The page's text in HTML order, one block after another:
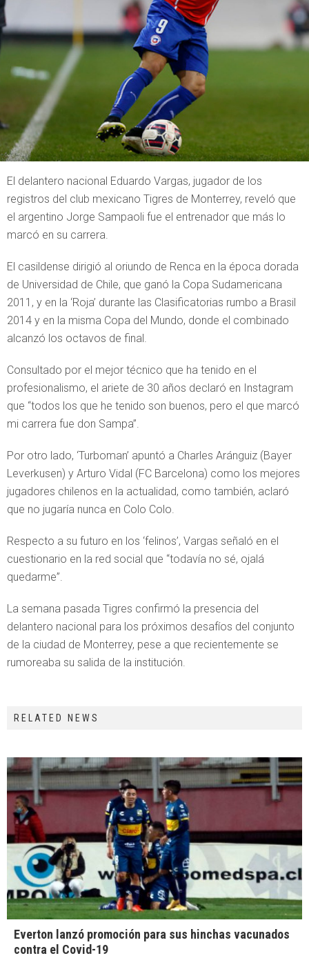
El delantero nacional Eduardo Vargas, jugador de los
registros del club mexicano Tigres de Monterrey, reveló que
el argentino Jorge Sampaoli fue el entrenador que más lo
marcó en su carrera.
El casildense dirigió al oriundo de Renca en la época dorada
de Universidad de Chile, que ganó la Copa Sudamericana
2011, y en la ‘Roja’ durante las Clasificatorias rumbo a Brasil
2014 y en la misma Copa del Mundo, donde el combinado
alcanzó los octavos de final.
Consultado por el mejor técnico que ha tenido en el
profesionalismo, el ariete de 30 años declaró en Instagram
que “todos los que he tenido son buenos, pero el que marcó
mi carrera fue don Sampa”.
Por otro lado, ‘Turboman’ apuntó a Charles Aránguiz (Bayer
Leverkusen) y Arturo Vidal (FC Barcelona) como los mejores
jugadores chilenos en la actualidad, como también, aclaró
que no jugaría nunca en Colo Colo.
Respecto a su futuro en los ‘felinos’, Vargas señaló en el
cuestionario en la red social que “todavía no sé, ojalá
quedarme”.
La semana pasada Tigres confirmó la presencia del
delantero nacional para los próximos desafíos del conjunto
de la ciudad de Monterrey, pese a que recientemente se
rumoreaba su salida de la institución.
RELATED NEWS
Everton lanzó promoción para sus hinchas vacunados
contra el Covid-19